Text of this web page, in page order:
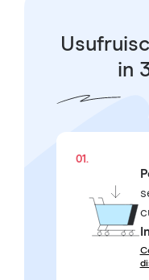
in
01.